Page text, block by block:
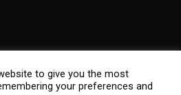
to give you the most
your preferences and